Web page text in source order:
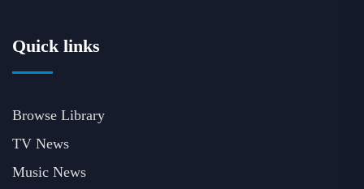
Quick links
Browse Library
TV News
Music News